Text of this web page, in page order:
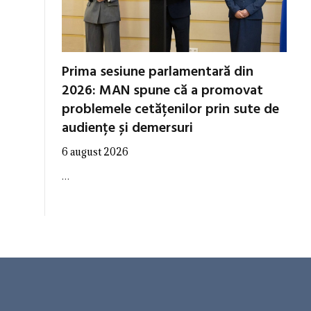
Prima sesiune parlamentară din
2026: MAN spune că a promovat
problemele cetățenilor prin sute de
audiențe și demersuri
6 august 2026
…